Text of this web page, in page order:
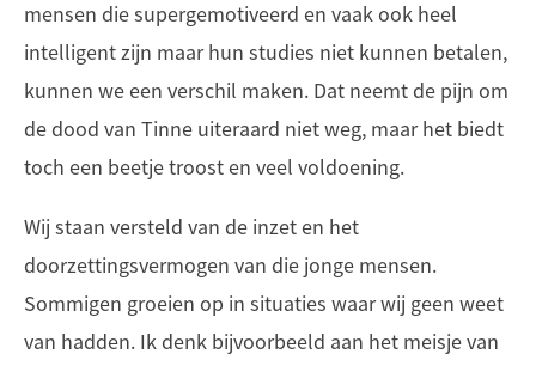
mensen die supergemotiveerd en vaak ook heel
intelligent zijn maar hun studies niet kunnen betalen,
kunnen we een verschil maken. Dat neemt de pijn om
de dood van Tinne uiteraard niet weg, maar het biedt
toch een beetje troost en veel voldoening.
Wij staan versteld van de inzet en het
doorzettingsvermogen van die jonge mensen.
Sommigen groeien op in situaties waar wij geen weet
van hadden. Ik denk bijvoorbeeld aan het meisje van